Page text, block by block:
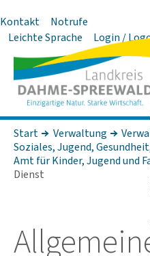
Kontakt
Notrufe
Leichte Sprache
Login /
Start Verwaltung
Soziales, Jugend,
Amt für Kinder, Jugend und
Dienst